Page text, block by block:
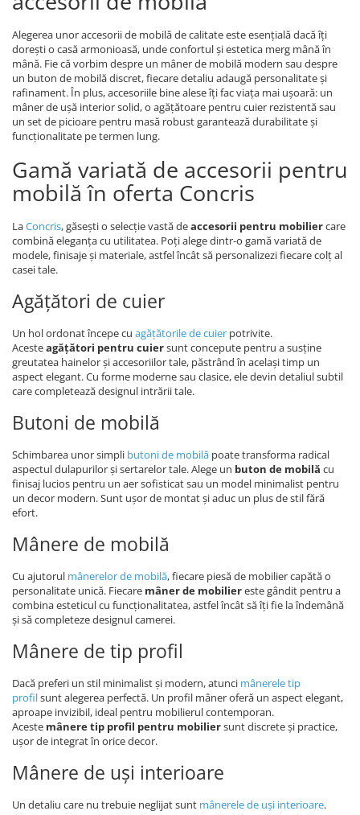
Alegerea unor accesorii de mobilă de calitate este esențială dacă îți
dorești o casă armonioasă, unde confortul și estetica merg mână în
mână. Fie că vorbim despre un mâner de mobilă modern sau despre
un buton de mobilă discret, fiecare detaliu adaugă personalitate și
rafinament. În plus, accesoriile bine alese îți fac viața mai ușoară: un
mâner de ușă interior solid, o agățătoare pentru cuier rezistentă sau
un set de picioare pentru masă robust garantează durabilitate și
funcționalitate pe termen lung.
Gamă variată de accesorii pentru
mobilă în oferta Concris
LaConcris, găsești o selecție vastă deaccesorii pentru mobiliercare
combină eleganța cu utilitatea. Poți alege dintr-o gamă variată de
modele, finisaje și materiale, astfel încât să personalizezi fiecare colț al
casei tale.
Agățători de cuier
Un hol ordonat începe cu agățătorile de cuier potrivite.
Acesteagățători pentru cuiersunt concepute pentru a susține
greutatea hainelor și accesoriilor tale, păstrând în același timp un
aspect elegant. Cu forme moderne sau clasice, ele devin detaliul subtil
care completează designul intrării tale.
Butoni de mobilă
Schimbarea unor simpli butoni de mobilă poate transforma radical
aspectul dulapurilor și sertarelor tale. Alege un buton de mobilă cu
finisaj lucios pentru un aer sofisticat sau un model minimalist pentru
un decor modern. Sunt ușor de montat și aduc un plus de stil fără
efort.
Mânere de mobilă
Cu ajutorul mânerelor de mobilă, fiecare piesă de mobilier capătă o
personalitate unică. Fiecare mâner de mobiliereste gândit pentru a
combina esteticul cu funcționalitatea, astfel încât să îți fie la îndemână
și să completeze designul camerei.
Mânere de tip profil
Dacă preferi un stil minimalist și modern, atunci mânerele tip
profilsunt alegerea perfectă. Un profil mâner oferă un aspect elegant,
aproape invizibil, ideal pentru mobilierul contemporan.
Aceste mânere tip profil pentru mobiliersunt discrete și practice,
ușor de integrat în orice decor.
Mânere de uși interioare
Un detaliu care nu trebuie neglijat sunt mânerele de uși interioare.